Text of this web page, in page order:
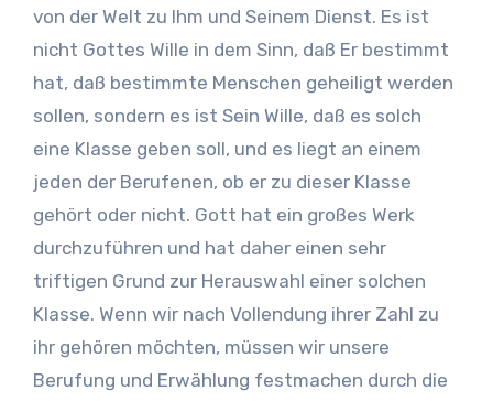
von der Welt zu Ihm und Seinem Dienst. Es ist
nicht Gottes Wille in dem Sinn, daß Er bestimmt
hat, daß bestimmte Menschen geheiligt werden
sollen, sondern es ist Sein Wille, daß es solch
eine Klasse geben soll, und es liegt an einem
jeden der Berufenen, ob er zu dieser Klasse
gehört oder nicht. Gott hat ein großes Werk
durchzuführen und hat daher einen sehr
triftigen Grund zur Herauswahl einer solchen
Klasse. Wenn wir nach Vollendung ihrer Zahl zu
ihr gehören möchten, müssen wir unsere
Berufung und Erwählung festmachen durch die